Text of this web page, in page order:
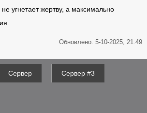
угнетает жертву, а максимально
Обновлено: 5-10-2025, 21:49
Сервер Сервер #3